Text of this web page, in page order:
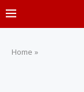
Home »